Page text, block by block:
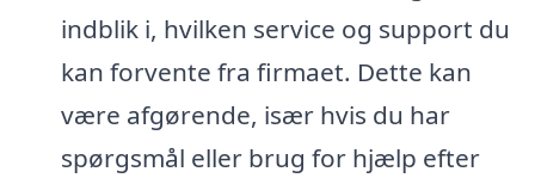
indblik i, hvilken service og support du
kan forvente fra firmaet. Dette kan
være afgørende, især hvis du har
spørgsmål eller brug for hjælp efter